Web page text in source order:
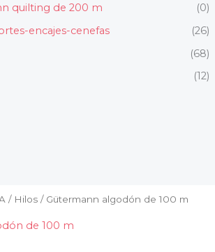
quilting de 200 m
(0)
encajes-cenefas
(26)
(68)
(12)
/ Hilos / Gütermann algodón de 100 m
de 100 m